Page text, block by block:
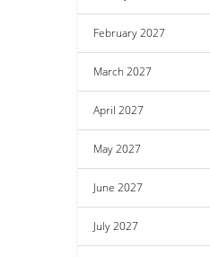
February 2027
March 2027
April 2027
May 2027
June 2027
July 2027